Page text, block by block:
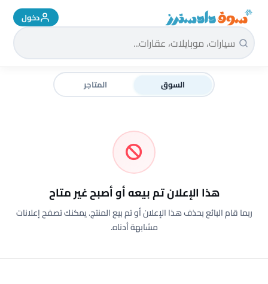
سوق دادسترز الرئيسية دخول
السوق المتاجر
هذا الإعلان تم بيعه أو أصبح غير متاح
ربما قام البائع بحذف هذا الإعلان أو تم بيع المنتج. يمكنك تصفح إعلانات
مشابهة أدناه.